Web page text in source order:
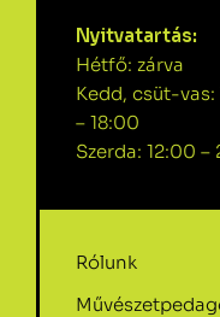
Nyitvatartás:
Hétfő: zárva
Kedd, csüt-vas:
– 18:00
Szerda: 12:00 –
Rólunk